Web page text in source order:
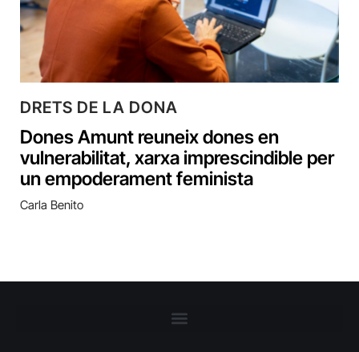
DRETS DE LA DONA
Dones Amunt reuneix dones en
vulnerabilitat, xarxa imprescindible per
un empoderament feminista
Carla Benito